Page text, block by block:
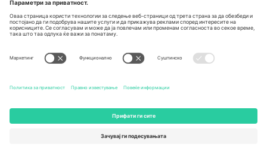
Germany
Unter den Linden 24, 10117
Berlin, Germany
167 City Road, London, Greater
131 Continental Dr, Suite 305,
Dorfstrasse 52a, 6390
United Arab Emirates